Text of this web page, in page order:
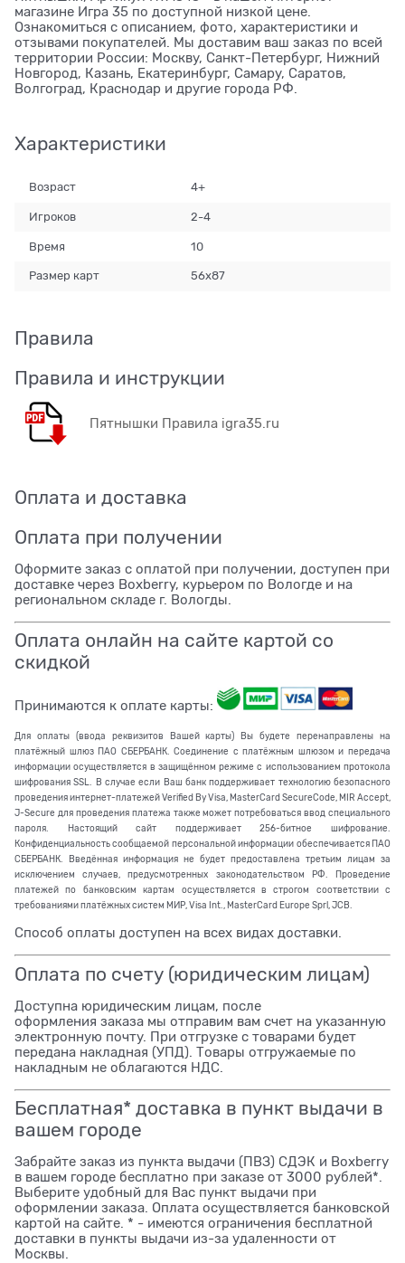
магазине Игра 35 по доступной низкой цене.
Ознакомиться с описанием, фото, характеристики и
отзывами покупателей. Мы доставим ваш заказ по всей
территории России: Москву, Санкт-Петербург, Нижний
Новгород, Казань, Екатеринбург, Самару, Саратов,
Волгоград, Краснодар и другие города РФ.
Характеристики
Возраст 4+
Игроков 2-4
Время 10
Размер карт 56x87
Правила
Правила и инструкции
Пятнышки Правила igra35.ru
Оплата и доставка
Оплата при получении
Оформите заказ с оплатой при получении, доступен при
доставке через Boxberry, курьером по Вологде и на
региональном складе г. Вологды.
Оплата онлайн на сайте картой со
скидкой
Принимаются к оплате карты:
Для оплаты (ввода реквизитов Вашей карты) Вы будете перенаправлены на
платёжный шлюз ПАО СБЕРБАНК. Соединение с платёжным шлюзом и передача
информации осуществляется в защищённом режиме с использованием протокола
шифрования SSL. В случае если Ваш банк поддерживает технологию безопасного
проведения интернет-платежей Verified By Visa, MasterCard SecureCode, MIR Accept,
J-Secure для проведения платежа также может потребоваться ввод специального
пароля. Настоящий сайт поддерживает 256-битное шифрование.
Конфиденциальность сообщаемой персональной информации обеспечивается ПАО
СБЕРБАНК. Введённая информация не будет предоставлена третьим лицам за
исключением случаев, предусмотренных законодательством РФ. Проведение
платежей по банковским картам осуществляется в строгом соответствии с
требованиями платёжных систем МИР, Visa Int., MasterCard Europe Sprl, JCB.
Способ оплаты доступен на всех видах доставки.
Оплата по счету (юридическим лицам)
Доступна юридическим лицам, после
оформления заказа мы отправим вам счет на указанную
электронную почту. При отгрузке с товарами будет
передана накладная (УПД). Товары отгружаемые по
накладным не облагаются НДС.
Бесплатная* доставка в пункт выдачи в
вашем городе
Забрайте заказ из пункта выдачи (ПВЗ) СДЭК и Boxberry
в вашем городе бесплатно при заказе от 3000 рублей*.
Выберите удобный для Вас пункт выдачи при
оформлении заказа. Оплата осуществляется банковской
картой на сайте. * - имеются ограничения бесплатной
доставки в пункты выдачи из-за удаленности от
Москвы.